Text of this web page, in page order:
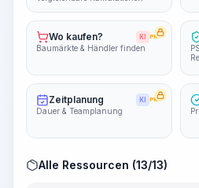
Wo kaufen? KI PRO
Baumärkte & Händler finden
Zeitplanung KI PRO
Dauer & Teamplanung
Alle Ressourcen (13/13)